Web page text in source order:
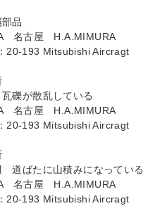
品
名古屋 H.A.MIMURA
20-193 Mitsubishi Aircragt
礫が散乱している
名古屋 H.A.MIMURA
20-193 Mitsubishi Aircragt
道ばたに山積みになっている
名古屋 H.A.MIMURA
20-193 Mitsubishi Aircragt